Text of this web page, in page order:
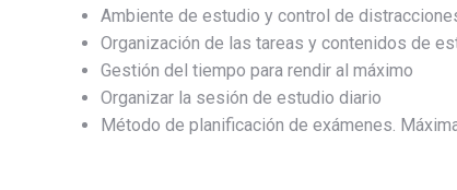
Ambiente de estudio y control de
Organización de las tareas y contenidos de
Gestión del tiempo para rendir al máximo
Organizar la sesión de estudio diario
Método de planificación de exámenes.